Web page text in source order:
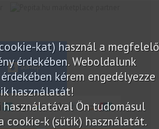
kat) használ a megfelelő
érdekében. Weboldalunk
kérem engedélyezze
használatát!
Ön tudomásul
cookie-k (sütik) használatát.